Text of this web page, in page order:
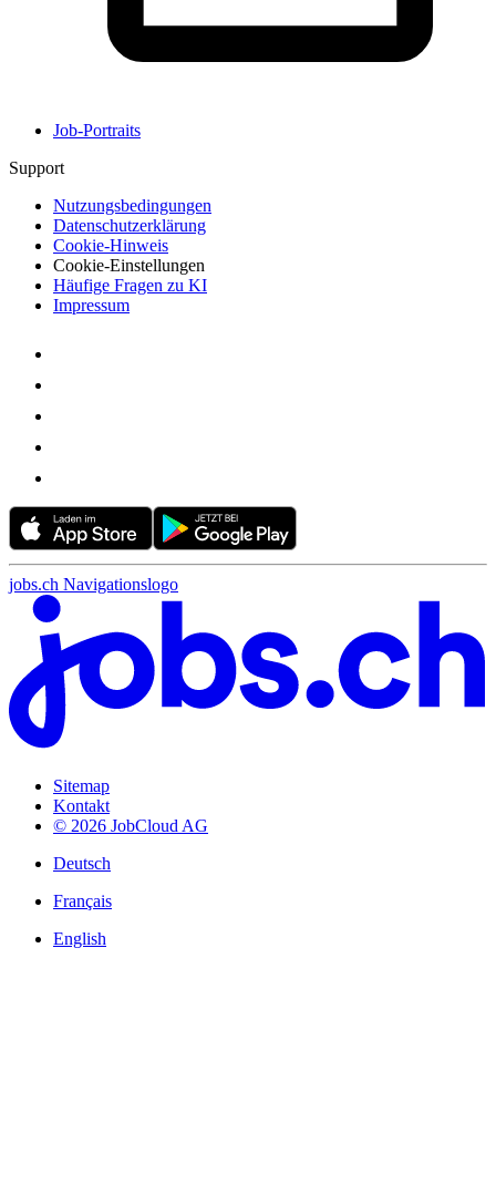
Job-Portraits
Support
Nutzungsbedingungen
Datenschutzerklärung
Cookie-Hinweis
Cookie-Einstellungen
Häufige Fragen zu KI
Impressum
jobs.ch Navigationslogo
Sitemap
Kontakt
© 2026 JobCloud AG
Deutsch
Français
English